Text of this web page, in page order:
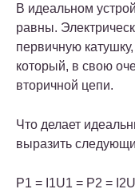
В идеальном
равны.
первичную
который, в свою
вторичной цепи.
Что делает
выразить
P1 = I1U1 = P2 =